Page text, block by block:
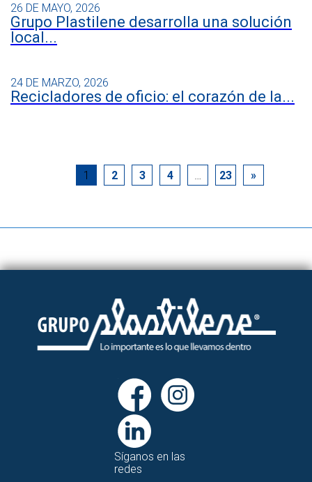
26 DE MAYO, 2026
Grupo Plastilene desarrolla una solución
local...
24 DE MARZO, 2026
Recicladores de oficio: el corazón de la...
1 2 3 4 … 23 »
Síganos en las
redes